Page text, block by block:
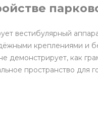
вестибулярный
креплениями и
как
пространство для